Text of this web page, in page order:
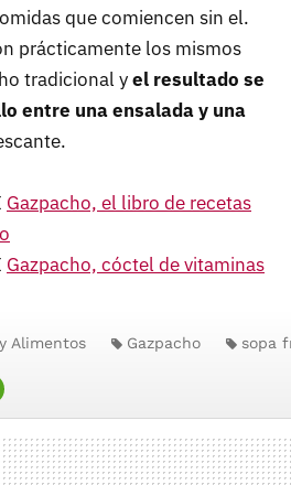
que comiencen sin el.
prácticamente los mismos
tradicional yel resultado se
entre una ensalada y una
Gazpacho, el libro de recetas
Gazpacho, cóctel de vitaminas
Alimentos Gazpacho sopa